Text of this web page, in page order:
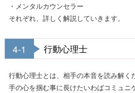
・メンタルカウンセラー
それぞれ、詳しく解説していきます。
4-1 行動心理士
行動心理士とは、相手の本音を読み解く
手の心を掴む事に長けたいわばコミュニ